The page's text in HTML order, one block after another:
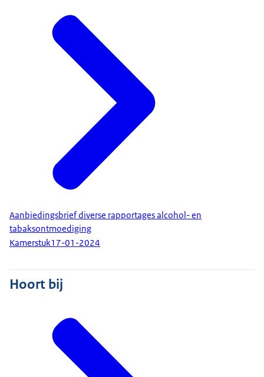
Aanbiedingsbrief diverse rapportages alcohol- en
tabaksontmoediging
Kamerstuk17-01-2024
Hoort bij